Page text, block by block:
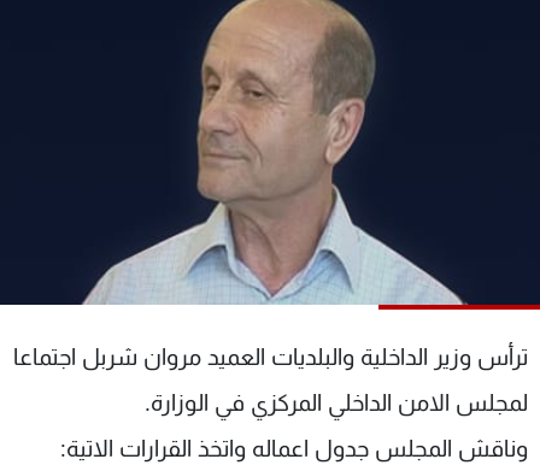
ترأس وزير الداخلية والبلديات العميد مروان شربل اجتماعا
لمجلس الامن الداخلي المركزي في الوزارة.
وناقش المجلس جدول اعماله واتخذ القرارات الاتية:
ناس
فن
رياضة
البرامج
شاهد البرامج
الترددات